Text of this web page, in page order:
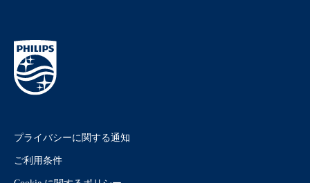
プライバシーに関する通知
ご利用条件